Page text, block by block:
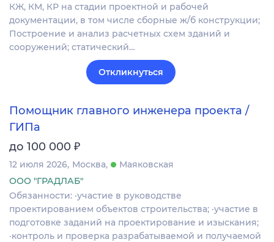
КЖ, КМ, КР на стадии проектной и рабочей
документации, в том числе сборные ж/б конструкции;
Построение и анализ расчетных схем зданий и
сооружений; статический…
Откликнуться
Помощник главного инженера проекта /
ГИПа
до 100 000 ₽
12 июля 2026 Москва
Маяковская
ООО "ГРАДЛАБ"
Обязанности: ·участие в руководстве
проектированием объектов строительства; ·участие в
подготовке заданий на проектирование и изыскания;
·контроль и проверка разрабатываемой и получаемой